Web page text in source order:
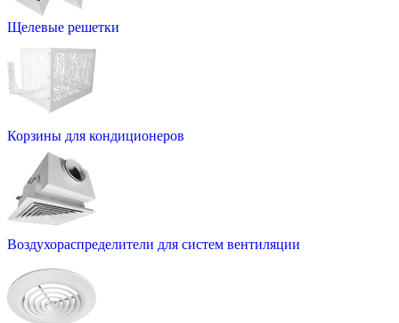
Щелевые решетки
Корзины для кондиционеров
Воздухораспределители для систем вентиляции